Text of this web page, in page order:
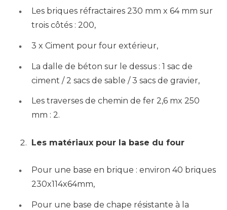
Les briques réfractaires 230 mm x 64 mm sur
trois côtés : 200,
3 x Ciment pour four extérieur,
La dalle de béton sur le dessus : 1 sac de
ciment / 2 sacs de sable / 3 sacs de gravier,
Les traverses de chemin de fer 2,6 mx 250
mm : 2.
Les matériaux pour la base du four
Pour une base en brique : environ 40 briques
230x114x64mm,
Pour une base de chape résistante à la